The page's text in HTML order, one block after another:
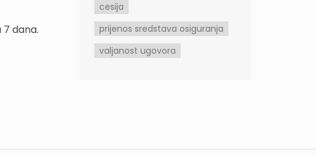
dana.
cesija
prijenos sredstava osiguranja
valjanost ugovora